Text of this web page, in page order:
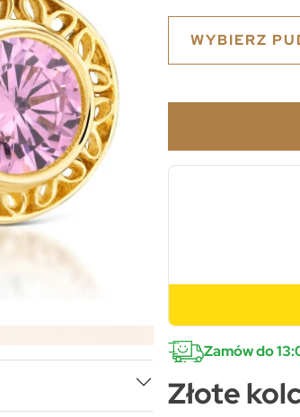
WYBIERZ
Zamów do
Złote